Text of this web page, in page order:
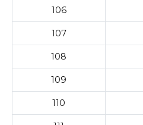
106
107
108
109
110